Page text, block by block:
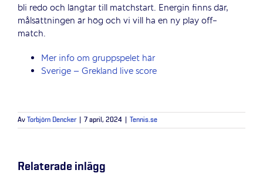
bli redo och längtar till matchstart. Energin finns där,
målsättningen är hög och vi vill ha en ny play off-
match.
Mer info om gruppspelet här
Sverige – Grekland live score
Av Torbjörn Dencker 7 april, 2024 Tennis.se
Relaterade inlägg